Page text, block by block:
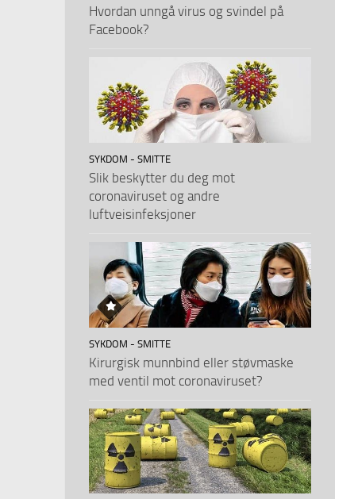
Hvordan unngå virus og svindel på
Facebook?
SYKDOM - SMITTE
Slik beskytter du deg mot
coronaviruset og andre
luftveisinfeksjoner
SYKDOM - SMITTE
Kirurgisk munnbind eller støvmaske
med ventil mot coronaviruset?